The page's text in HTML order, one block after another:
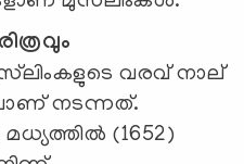
വരവ് നാല്
നടന്നത്.
മധ്യത്തിൽ (1652)